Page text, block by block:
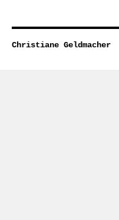
Christiane Geldmacher